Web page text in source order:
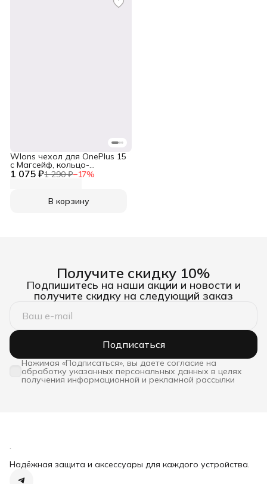
1 075 ₽1 290 ₽−17%
Wlons чехол для OnePlus 15
с Магсейф, кольцо-
подставка 360, прозрачный
В корзину
Получите скидку 10%
Подпишитесь на наши акции и новости и
получите скидку на следующий заказ
Подписаться
Нажимая «Подписаться», вы даете согласие на
обработку указанных персональных данных в целях
получения информационной и рекламной рассылки
Надёжная защита и аксессуары для каждого устройства.